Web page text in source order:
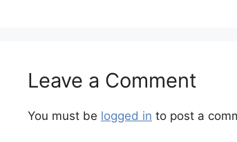
Leave a Comment
You must be logged in to post a